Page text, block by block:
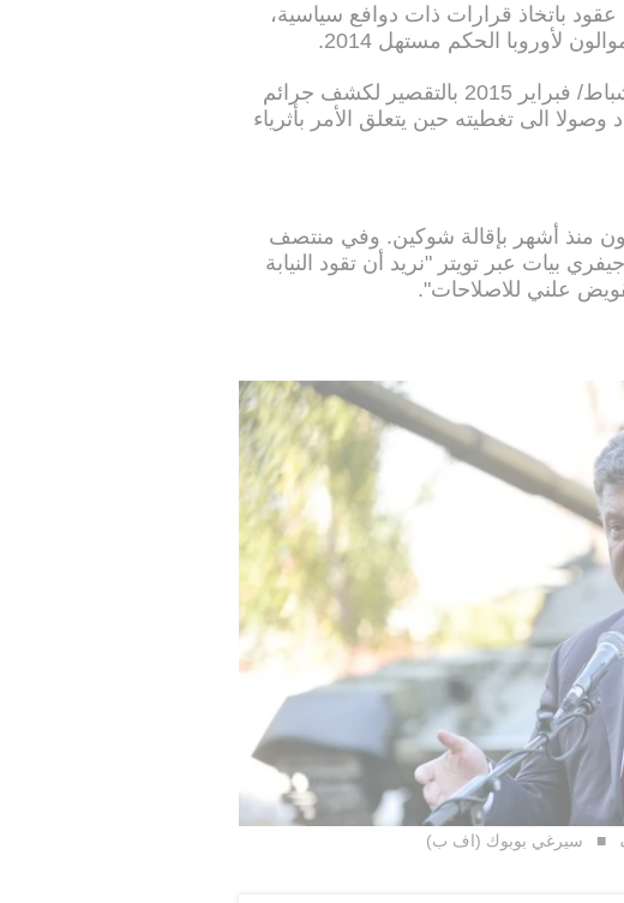
عقود باتخاذ قرارات ذات دوافع سياسية،
لأوروبا الحكم مستهل 2014.
واتهم ناشطون شوكين الذي تسلم منصبه في شباط/ فبراير 2015 بالتقصير لكشف جرائم
الى تغطيته حين يتعلق الأمر بأثرياء
منذ أشهر بإقالة شوكين. وفي منتصف
بيات عبر تويتر "نريد أن تقود النيابة
علني للاصلاحات".
سيرغي بوبوك (اف ب)